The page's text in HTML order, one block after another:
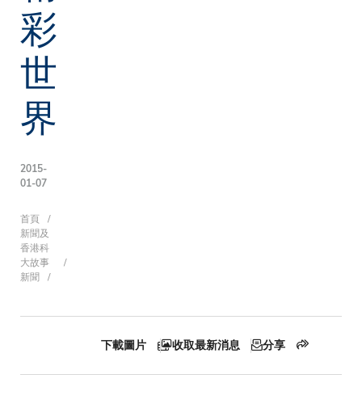
彩
世
界
2015-
01-07
導
航
連
首頁
新聞及
香港科
大故事
新聞
下載圖片 收取最新消息 分享